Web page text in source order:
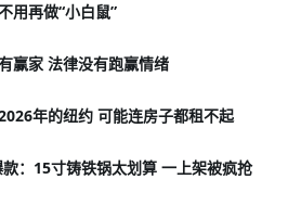
用再做“小白鼠”
赢家 法律没有跑赢情绪
年的纽约 可能连房子都租不起
：15寸铸铁锅太划算 一上架被疯抢